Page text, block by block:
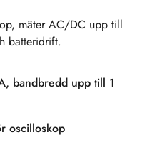
mäter AC/DC upp till
batteridrift.
bandbredd upp till 1
oscilloskop